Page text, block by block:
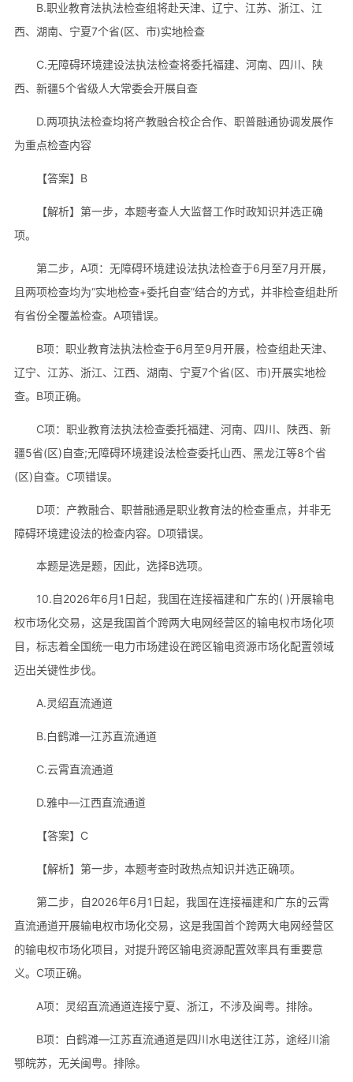
B.职业教育法执法检查组将赴天津、辽宁、江苏、浙江、江
西、湖南、宁夏7个省(区、市)实地检查
C.无障碍环境建设法执法检查将委托福建、河南、四川、陕
西、新疆5个省级人大常委会开展自查
D.两项执法检查均将产教融合校企合作、职普融通协调发展作
为重点检查内容
【答案】B
【解析】第一步，本题考查人大监督工作时政知识并选正确
项。
第二步，A项：无障碍环境建设法执法检查于6月至7月开展，
且两项检查均为“实地检查+委托自查”结合的方式，并非检查组赴所
有省份全覆盖检查。A项错误。
B项：职业教育法执法检查于6月至9月开展，检查组赴天津、
辽宁、江苏、浙江、江西、湖南、宁夏7个省(区、市)开展实地检
查。B项正确。
C项：职业教育法执法检查委托福建、河南、四川、陕西、新
疆5省(区)自查;无障碍环境建设法检查委托山西、黑龙江等8个省
(区)自查。C项错误。
D项：产教融合、职普融通是职业教育法的检查重点，并非无
障碍环境建设法的检查内容。D项错误。
本题是选是题，因此，选择B选项。
10.自2026年6月1日起，我国在连接福建和广东的( )开展输电
权市场化交易，这是我国首个跨两大电网经营区的输电权市场化项
目，标志着全国统一电力市场建设在跨区输电资源市场化配置领域
迈出关键性步伐。
A.灵绍直流通道
B.白鹤滩—江苏直流通道
C.云霄直流通道
D.雅中—江西直流通道
【答案】C
【解析】第一步，本题考查时政热点知识并选正确项。
第二步，自2026年6月1日起，我国在连接福建和广东的云霄
直流通道开展输电权市场化交易，这是我国首个跨两大电网经营区
的输电权市场化项目，对提升跨区输电资源配置效率具有重要意
义。C项正确。
A项：灵绍直流通道连接宁夏、浙江，不涉及闽粤。排除。
B项：白鹤滩—江苏直流通道是四川水电送往江苏，途经川渝
鄂皖苏，无关闽粤。排除。